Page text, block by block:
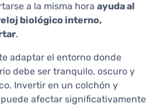
a la misma hora ayuda al
biológico interno,
.
adaptar el entorno donde
debe ser tranquilo, oscuro y
Invertir en un colchón y
afectar significativamente